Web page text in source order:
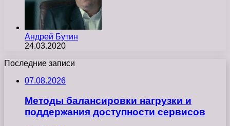
Андрей Бутин
24.03.2020
Последние записи
07.08.2026
Методы балансировки нагрузки и
поддержания доступности сервисов